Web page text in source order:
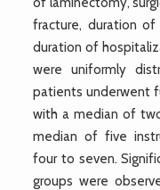
fracture, duration
duration of
were uniformly
patients underwent
with a median of
median of five
four to seven.
groups were